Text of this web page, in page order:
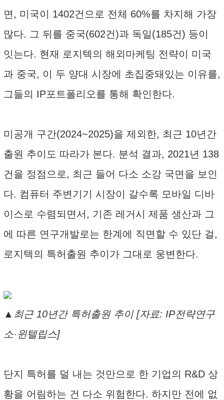
면, 미국이 1402건으로 전체 60%를 차지해 가장
많다. 그 뒤를 중국(602건)과 독일(185건) 등이
잇는다. 현재 로지텍의 해외마케팅 전략이 미국
과 중국, 이 두 양대 시장에 초집중돼있는 이유를,
그들의 IP포트폴리오를 통해 확인한다.
미공개 구간(2024~2025)을 제외한, 최근 10년간
출원 추이도 따라가 본다. 분석 결과, 2021년 138
건을 정점으로, 최근 들어 다소 소강 국면을 보인
다. 컴퓨터 주변기기 시장이 갈수록 모바일 디바
이스로 수렴되면서, 기존 레거시 제품 생산과 그
에 따른 연구개발로는 한계에 직면할 수 있단 걸,
로지텍의 특허출원 추이가 그대로 웅변한다.
▲최근 10년간 특허출원 추이 [자료: IP전략연구
소·윈텔립스]
단지 특허를 덜 내는 것만으로 한 기업의 R&D 상
황을 어림하는 건 다소 위험한다. 하지만 전에 없